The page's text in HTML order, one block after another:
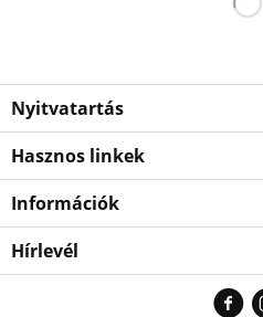
Nyitvatartás
Hasznos linkek
Információk
Hírlevél